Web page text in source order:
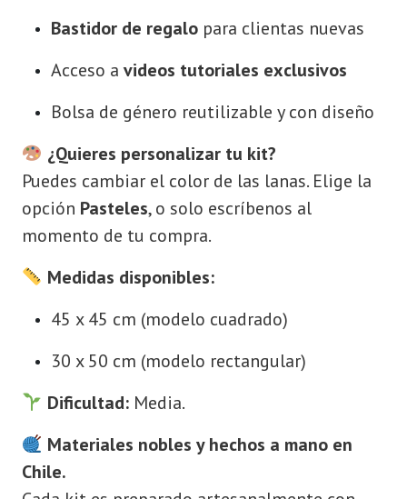
Bastidor de regalo para clientas nuevas
Acceso a videos tutoriales exclusivos
Bolsa de género reutilizable y con diseño
¿Quieres personalizar tu kit?
Puedes cambiar el color de las lanas. Elige la
opción Pasteles, o solo escríbenos al
momento de tu compra.
Medidas disponibles:
45 x 45 cm (modelo cuadrado)
30 x 50 cm (modelo rectangular)
Dificultad:Media.
Materiales nobles y hechos a mano en
Chile.